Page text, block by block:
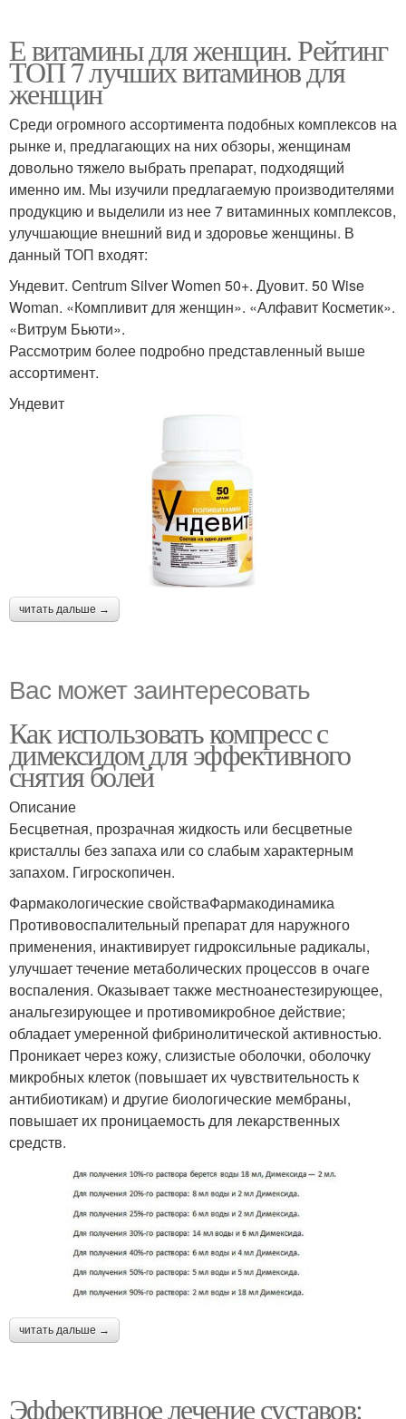
Е витамины для женщин. Рейтинг
ТОП 7 лучших витаминов для
женщин
Среди огромного ассортимента подобных комплексов на
рынке и, предлагающих на них обзоры, женщинам
довольно тяжело выбрать препарат, подходящий
именно им. Мы изучили предлагаемую производителями
продукцию и выделили из нее 7 витаминных комплексов,
улучшающие внешний вид и здоровье женщины. В
данный ТОП входят:
Ундевит. Centrum Silver Women 50+. Дуовит. 50 Wise
Woman. «Компливит для женщин». «Алфавит Косметик».
«Витрум Бьюти».
Рассмотрим более подробно представленный выше
ассортимент.
Ундевит
читать дальше →
Вас может заинтересовать
Как использовать компресс с
димексидом для эффективного
снятия болей
Описание
Бесцветная, прозрачная жидкость или бесцветные
кристаллы без запаха или со слабым характерным
запахом. Гигроскопичен.
Фармакологические свойстваФармакодинамика
Противовоспалительный препарат для наружного
применения, инактивирует гидроксильные радикалы,
улучшает течение метаболических процессов в очаге
воспаления. Оказывает также местноанестезирующее,
анальгезирующее и противомикробное действие;
обладает умеренной фибринолитической активностью.
Проникает через кожу, слизистые оболочки, оболочку
микробных клеток (повышает их чувствительность к
антибиотикам) и другие биологические мембраны,
повышает их проницаемость для лекарственных
средств.
читать дальше →
Эффективное лечение суставов: